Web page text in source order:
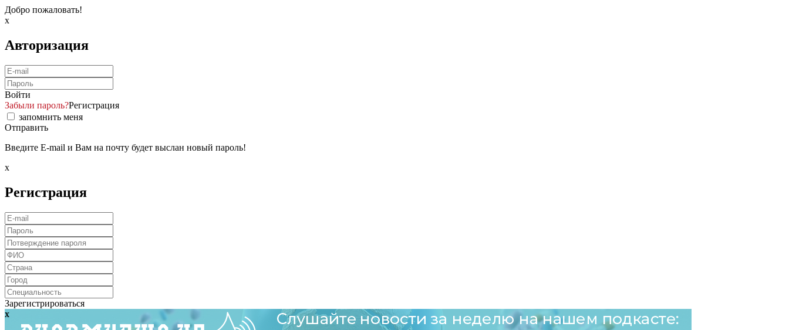
Добро пожаловать!
x
Авторизация
Войти
Забыли пароль?Регистрация
запомнить меня
Отправить
Введите E-mail и Вам на почту будет выслан новый пароль!
x
Регистрация
Зарегистрироваться
x
x